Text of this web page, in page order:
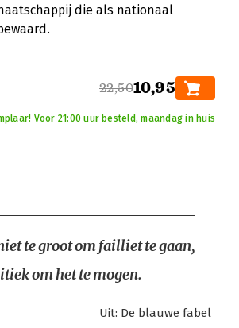
die als nationaal
22,5010,95
Voor 21:00 uur besteld, maandag in huis
te groot om failliet te gaan,
om het te mogen.
Uit: De blauwe fabel